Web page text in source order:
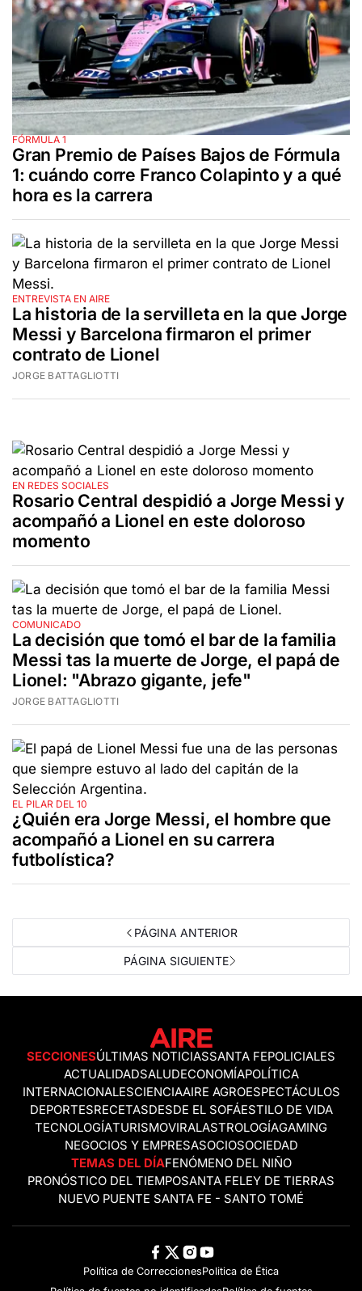
FÓRMULA 1
Gran Premio de Países Bajos de Fórmula
1: cuándo corre Franco Colapinto y a qué
hora es la carrera
ENTREVISTA EN AIRE
La historia de la servilleta en la que Jorge
Messi y Barcelona firmaron el primer
contrato de Lionel
JORGE BATTAGLIOTTI
EN REDES SOCIALES
Rosario Central despidió a Jorge Messi y
acompañó a Lionel en este doloroso
momento
COMUNICADO
La decisión que tomó el bar de la familia
Messi tas la muerte de Jorge, el papá de
Lionel: "Abrazo gigante, jefe"
JORGE BATTAGLIOTTI
EL PILAR DEL 10
¿Quién era Jorge Messi, el hombre que
acompañó a Lionel en su carrera
futbolística?
PÁGINA ANTERIOR
PÁGINA SIGUIENTE
SECCIONESÚLTIMAS NOTICIASSANTA FEPOLICIALES
ACTUALIDADSALUDECONOMÍAPOLÍTICA
INTERNACIONALESCIENCIAAIRE AGROESPECTÁCULOS
DEPORTESRECETASDESDE EL SOFÁESTILO DE VIDA
TECNOLOGÍATURISMOVIRALASTROLOGÍAGAMING
NEGOCIOS Y EMPRESASOCIOSOCIEDAD
TEMAS DEL DÍAFENÓMENO DEL NIÑO
PRONÓSTICO DEL TIEMPOSANTA FELEY DE TIERRAS
NUEVO PUENTE SANTA FE - SANTO TOMÉ
Política de CorreccionesPolitica de Ética